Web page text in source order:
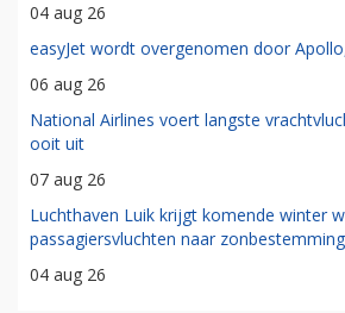
04 aug 26
easyJet wordt overgenomen door
06 aug 26
National Airlines voert langste
ooit uit
07 aug 26
Luchthaven Luik krijgt komende winter
passagiersvluchten naar
04 aug 26